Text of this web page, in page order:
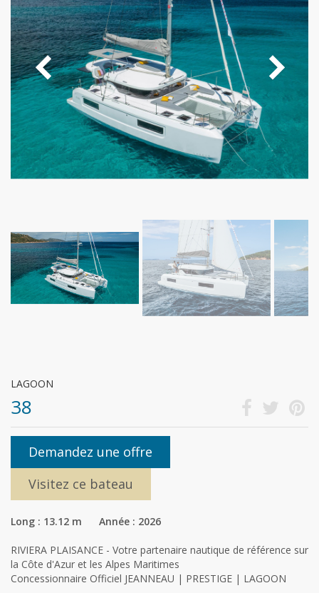
LAGOON
38
Demandez une offre
Visitez ce bateau
Long : 13.12 m Année : 2026
RIVIERA PLAISANCE - Votre partenaire nautique de référence sur
la Côte d'Azur et les Alpes Maritimes
Concessionnaire Officiel JEANNEAU | PRESTIGE | LAGOON